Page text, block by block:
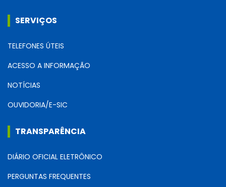
SERVIÇOS
TELEFONES ÚTEIS
ACESSO A INFORMAÇÃO
NOTÍCIAS
OUVIDORIA/E-SIC
TRANSPARÊNCIA
DIÁRIO OFICIAL ELETRÔNICO
PERGUNTAS FREQUENTES